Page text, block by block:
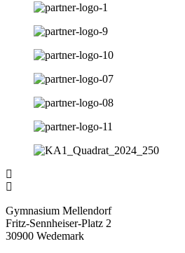
Gymnasium Mellendorf
Fritz-Sennheiser-Platz 2
30900 Wedemark